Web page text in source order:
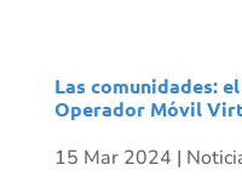
Las comunidades:
Operador Móvil
15 Mar 2024 |